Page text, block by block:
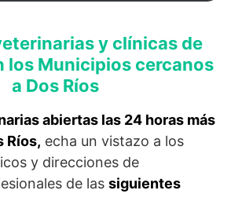
y clínicas de
los Municipios cercanos
a Dos Ríos
abiertas las 24 horas más
Ríos, echa un vistazo a los
y direcciones de
de las siguientes